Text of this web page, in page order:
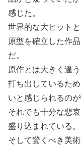
感じた。
世界的な大ヒット
原型を確立した作
だ。
原作とは大きく違
打ち出しているた
いと感じられるの
それでも十分な悲
盛り込まれている。
そして驚くべき美